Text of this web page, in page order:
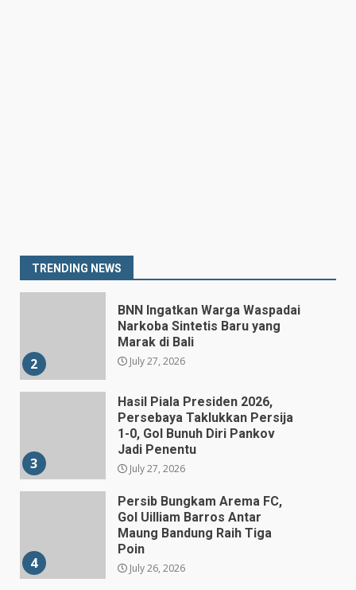
TRENDING NEWS
1
2
BNN Ingatkan Warga Waspadai
Narkoba Sintetis Baru yang
Marak di Bali
July 27, 2026
3
Hasil Piala Presiden 2026,
Persebaya Taklukkan Persija
1-0, Gol Bunuh Diri Pankov
Jadi Penentu
July 27, 2026
4
Persib Bungkam Arema FC,
Gol Uilliam Barros Antar
Maung Bandung Raih Tiga
Poin
July 26, 2026